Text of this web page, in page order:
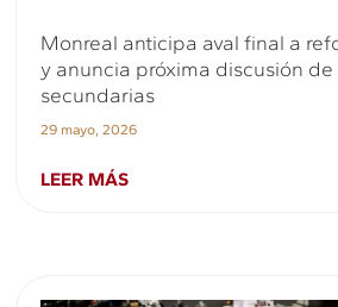
Monreal anticipa aval final a
y anuncia próxima discusión de
secundarias
29 mayo, 2026
LEER MÁS